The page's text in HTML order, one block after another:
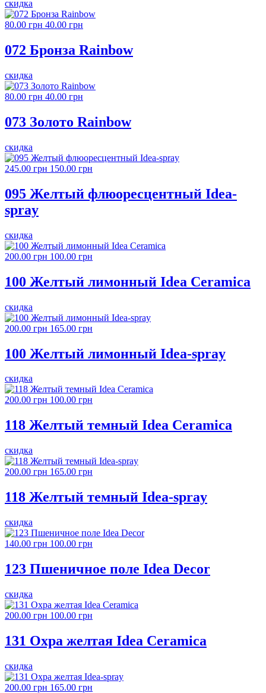
скидка
80.00 грн 40.00 грн
072 Бронза Rainbow
скидка
80.00 грн 40.00 грн
073 Золото Rainbow
скидка
245.00 грн 150.00 грн
095 Желтый флюоресцентный Idea-
spray
скидка
200.00 грн 100.00 грн
100 Желтый лимонный Idea Ceramica
скидка
200.00 грн 165.00 грн
100 Желтый лимонный Idea-spray
скидка
200.00 грн 100.00 грн
118 Желтый темный Idea Ceramica
скидка
200.00 грн 165.00 грн
118 Желтый темный Idea-spray
скидка
140.00 грн 100.00 грн
123 Пшеничное поле Idea Decor
скидка
200.00 грн 100.00 грн
131 Охра желтая Idea Ceramica
скидка
200.00 грн 165.00 грн